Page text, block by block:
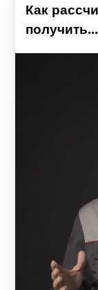
Как
получить...